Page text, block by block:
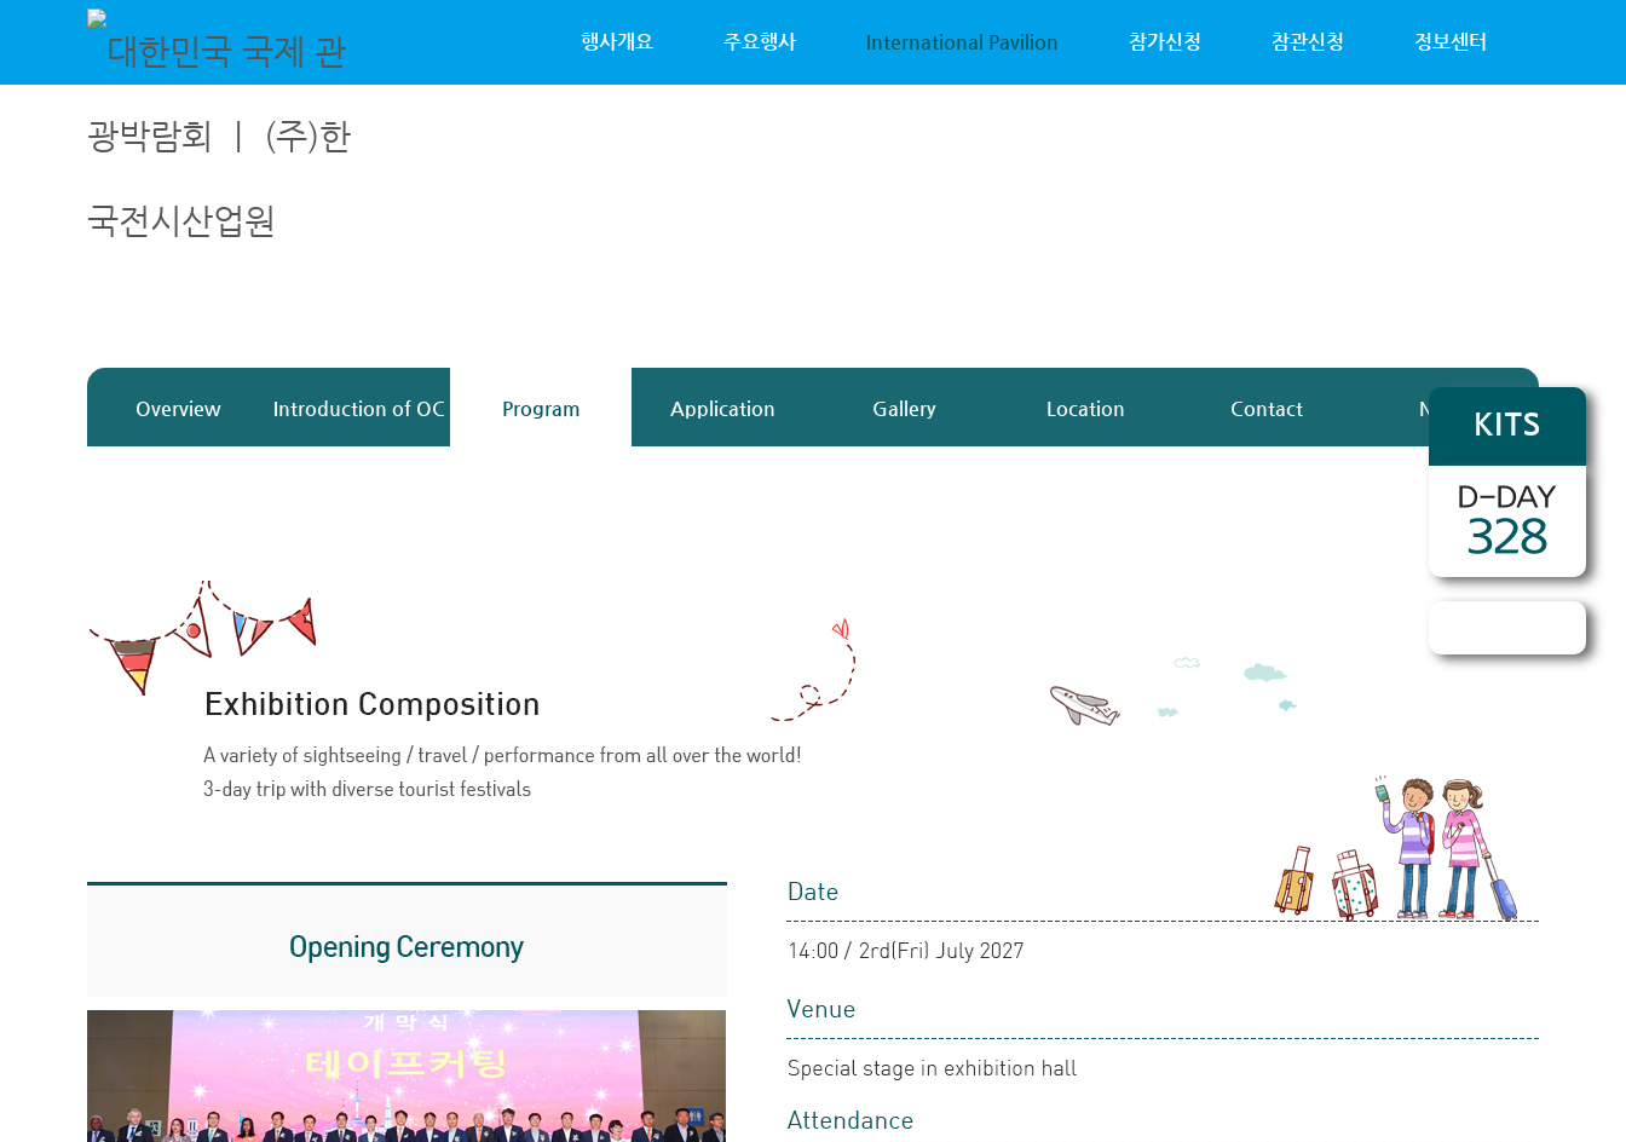
KITS
D-DAY
328
행사개요 주요행사 International Pavilion 참가신청 참관신청 정보센터
Overview Introduction of OC Program Application Gallery Location Contact Notice